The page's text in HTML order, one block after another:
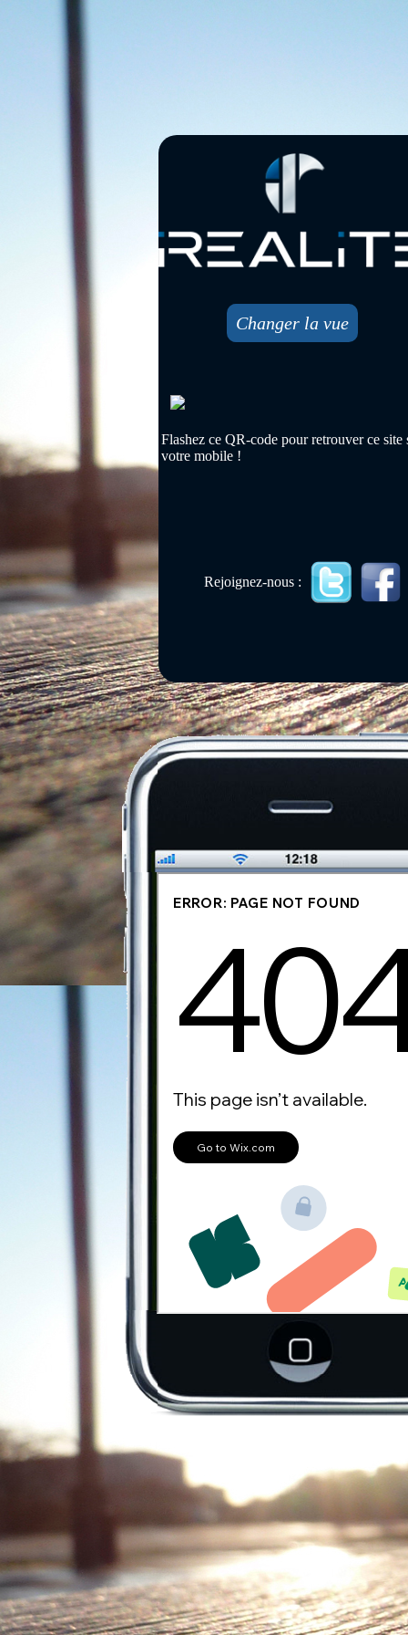
Changer la vue
Flashez ce QR-code pour retrouver ce site
votre mobile !
Rejoignez-nous :